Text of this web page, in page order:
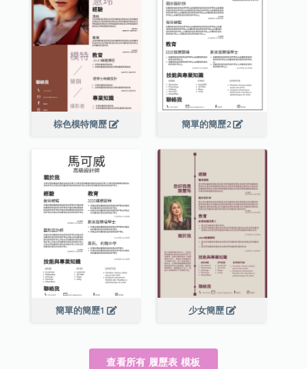
棕色模特簡歷 簡單的簡歷2
簡單的簡歷1 少女簡歷
查看所有 履歷表 模板